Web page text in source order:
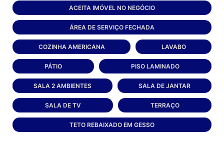
ACEITA IMÓVEL NO NEGÓCIO
ÁREA DE SERVIÇO FECHADA
COZINHA AMERICANA LAVABO
PÁTIO PISO LAMINADO
SALA 2 AMBIENTES SALA DE JANTAR
SALA DE TV TERRAÇO
TETO REBAIXADO EM GESSO